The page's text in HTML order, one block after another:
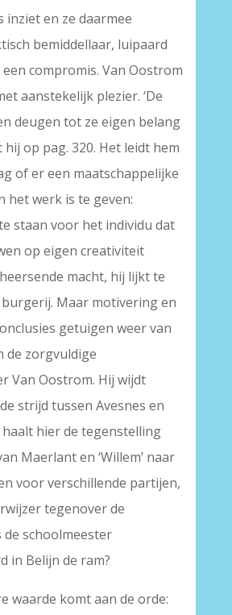
inziet en ze daarmee
bemiddellaar, luipaard
compromis. Van Oostrom
aanstekelijk plezier. ‘De
deugen tot ze eigen belang
hij op pag. 320. Het leidt hem
of er een maatschappelijke
het werk is te geven:
staan voor het individu dat
op eigen creativiteit
macht, hij lijkt te
Maar motivering en
getuigen weer van
de zorgvuldige
Van Oostrom. Hij wijdt
strijd tussen Avesnes en
hier de tegenstelling
Maerlant en ‘Willem’ naar
voor verschillende partijen,
tegenover de
de schoolmeester
in Belijn de ram?
waarde komt aan de orde: